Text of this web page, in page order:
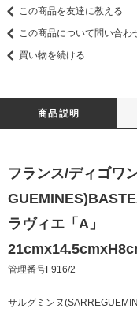
この商品を友達に教える
この商品について問い合わ
買い物を続ける
商品説明
フランス/ディゴワ
ラヴィエ「A」
管理番号F916/2
サルグミンヌ